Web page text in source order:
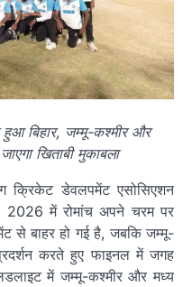
बिहार, जम्मू-कश्मीर और
खिताबी मुकाबला
क्रिकेट डेवलपमेंट एसोसिएशन
2026 में रोमांच अपने चरम पर
से बाहर हो गई है, जबकि जम्मू-
करते हुए फाइनल में जगह
में जम्मू-कश्मीर और मध्य